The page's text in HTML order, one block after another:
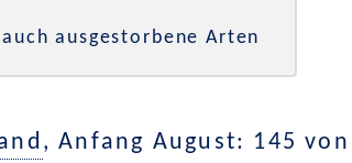
ausgestorbene Arten
, Anfang August: 145